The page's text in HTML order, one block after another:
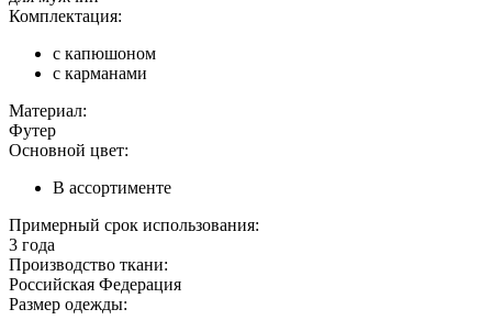
Комплектация:
с капюшоном
с карманами
Материал:
Футер
Основной цвет:
В ассортименте
Примерный срок использования:
3 года
Производство ткани:
Российская Федерация
Размер одежды: